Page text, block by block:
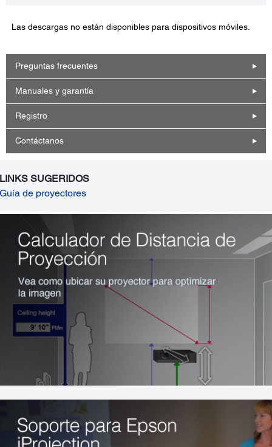
Las descargas no están disponibles para dispositivos móviles.
Preguntas frecuentes
Manuales y garantía
Registro
Contáctanos
LINKS SUGERIDOS
Guía de proyectores